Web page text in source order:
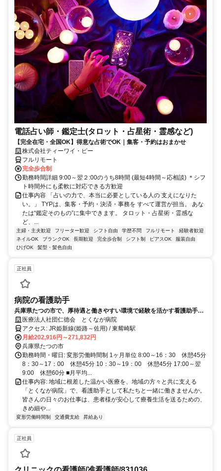
電話占い師・鑑定士(タロット・占星術・霊感など)
【完全在宅・全国OK】得意な占術でOK｜集客・予約はおまかせ
株式会社ティーワイ・ピー
フルリモート
完全歩合制
勤務時間詳細 9:00～翌２:00のうち8時間 (最短4時間～応相談) ＊シフ
ト時間外にも柔軟に対応できる方歓迎
仕事内容 「占いの力で、本当に必要としている人の 支えになりた
い。」 TYPは、集客・予約・決済・事務を すべて運営が担当。 あな
たは“鑑定そのもの”に集中できます。 タロット・占星術・霊感な
ど、...
主婦・主夫歓迎 フリーター歓迎 シフト自由 学歴不問 フルリモート
経験者歓迎
ネイルOK
ブランクOK 長期歓迎 完全歩合制 シフト制 ピアスOK
服装自由
ひげOK
髪型・髪色自由
正社員
病院の看護助手
兵庫県たつの市で、厚待遇と働きやすい環境で経験を活かす看護助手に
活躍の場があります。
医療法人社団仁德会 とくなが病院
アクセス: JR姫新線(姫路～佐用) / 東觜崎駅
月給202,916円～271,832円
兵庫県たつの市
勤務時間・曜日: 変形労働時間制 1ヶ月単位 8:00～16：30 休憩45分
8：30～17：00 休憩45分 10：30～19：00 休憩45分 17:00～翌
9:00 休憩60分 ■月平均...
仕事内容: 地域に根差した温かい医療を、地域の方々と共に支える
「とくなが病院」で、看護助手として私たちと一緒に働きませんか。
皆さんの日々のお仕事は、患者様が安心して療養生活を送るための、
きめ細や...
変形労働時間制 交通費支給 昇給あり
正社員